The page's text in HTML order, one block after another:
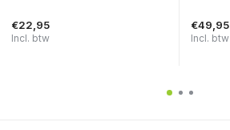
€22,95
Incl. btw
€49,95
Incl. btw